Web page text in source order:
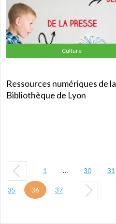
Culture
Ressources numériques de la
Bibliothèque de Lyon
1 … 30 31
35 36 37